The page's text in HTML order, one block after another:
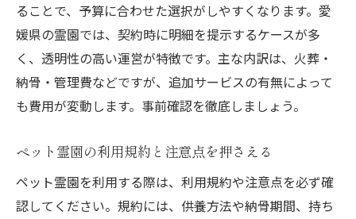
ることで、予算に合わせた選択がしやすくなります。愛
媛県の霊園では、契約時に明細を提示するケースが多
く、透明性の高い運営が特徴です。主な内訳は、火葬・
納骨・管理費などですが、追加サービスの有無によって
も費用が変動します。事前確認を徹底しましょう。
ペット霊園の利用規約と注意点を押さえる
ペット霊園を利用する際は、利用規約や注意点を必ず確
認してください。規約には、供養方法や納骨期間、持ち